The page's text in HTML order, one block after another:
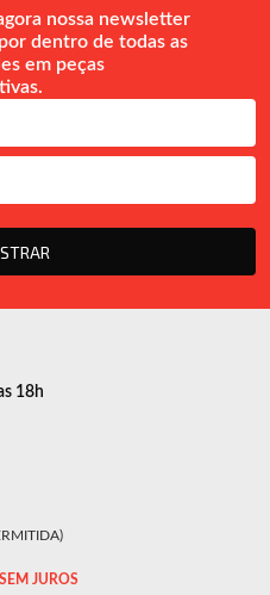
nossa newsletter
dentro de todas as
em peças
18h
JUROS